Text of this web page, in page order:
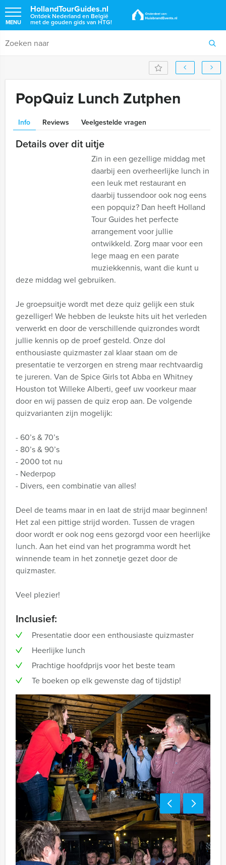
HollandTourGuides.nl
Ontdek Nederland en België
met de gouden gids van HTG!
MENU
PopQuiz Lunch Zutphen
Info Reviews Veelgestelde vragen
Details over dit uitje
Zin in een gezellige middag met
daarbij een overheerlijke lunch in
een leuk met restaurant en
daarbij tussendoor ook nog eens
een popquiz? Dan heeft Holland
Tour Guides het perfecte
arrangement voor jullie
ontwikkeld. Zorg maar voor een
lege maag en een parate
muziekkennis, want die kunt u
deze middag wel gebruiken.
Je groepsuitje wordt met deze quiz gelijk een stuk
gezelliger! We hebben de leukste hits uit het verleden
verwerkt en door de verschillende quizrondes wordt
jullie kennis op de proef gesteld. Onze dol
enthousiaste quizmaster zal klaar staan om de
presentatie te verzorgen en streng maar rechtvaardig
te jureren. Van de Spice Girls tot Abba en Whitney
Houston tot Willeke Alberti, geef uw voorkeur maar
door en wij passen de quiz erop aan. De volgende
quizvarianten zijn mogelijk:
- 60’s & 70’s
- 80’s & 90’s
- 2000 tot nu
- Nederpop
- Divers, een combinatie van alles!
Deel de teams maar in en laat de strijd maar beginnen!
Het zal een pittige strijd worden. Tussen de vragen
door wordt er ook nog eens gezorgd voor een heerlijke
lunch. Aan het eind van het programma wordt het
winnende team in het zonnetje gezet door de
quizmaster.
Veel plezier!
Inclusief:
Presentatie door een enthousiaste quizmaster
Heerlijke lunch
Prachtige hoofdprijs voor het beste team
Te boeken op elk gewenste dag of tijdstip!
Bezorgkosten benodigdheden (meerprijs):
€ 100,- excl. BTW